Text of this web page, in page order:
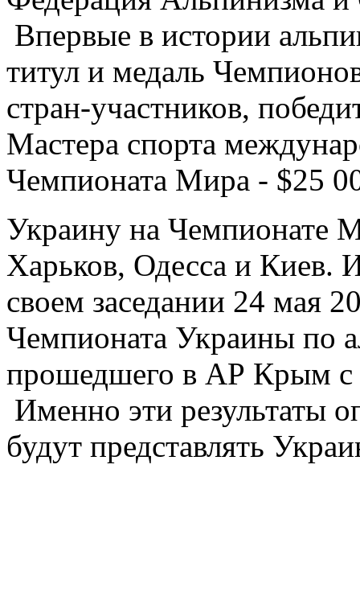
Впервые в истории
титул и медаль
стран-участников,
Мастера спорта
Чемпионата Мира - $25
Украину на Чемпионате
Харьков, Одесса и
своем заседании 24 мая
Чемпионата Украины по
прошедшего в АР Крым с
Именно эти результаты
будут представлять